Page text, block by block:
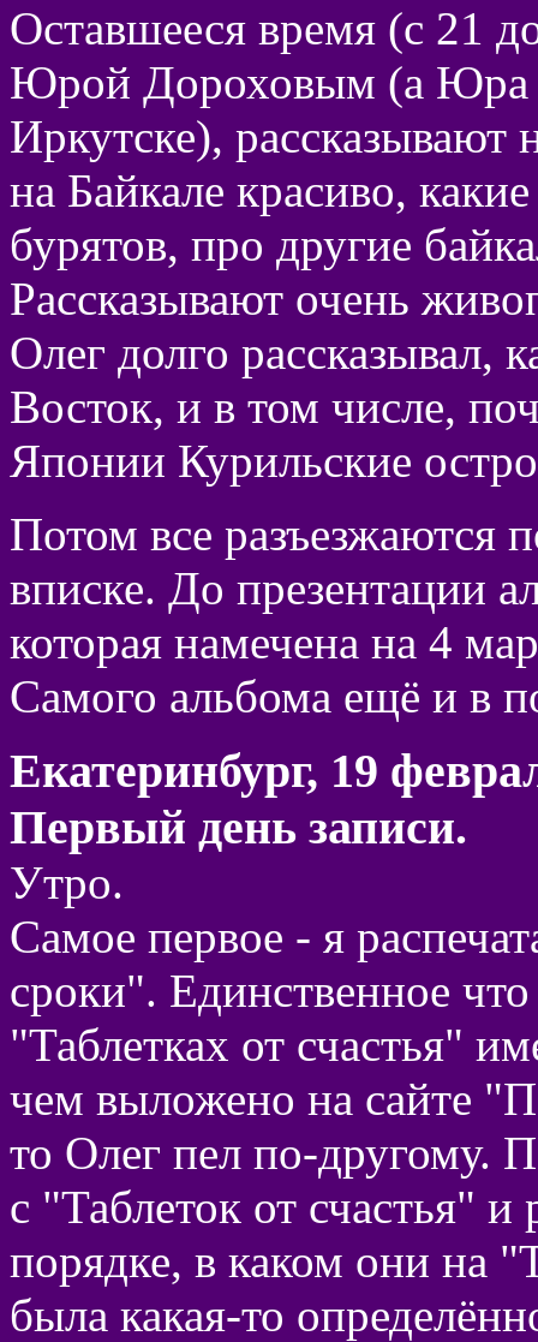
Оставшееся время (с 21
Юрой Дороховым (а Юра
Иркутске), рассказывают
на Байкале красиво,
бурятов, про другие
Рассказывают очень
Олег долго рассказывал,
Восток, и в том числе,
Японии Курильские
Потом все разъезжаются
вписке. До презентации
которая намечена на 4
Самого альбома ещё и в
Екатеринбург, 19
Первый день записи.
Утро.
Самое первое - я
сроки". Единственное
"Таблетках от счастья"
чем выложено на сайте
то Олег пел по-другому.
с "Таблеток от счастья"
порядке, в каком они на
была какая-то